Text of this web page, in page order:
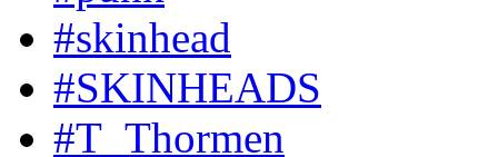
#skinhead
#SKINHEADS
#T_Thormen